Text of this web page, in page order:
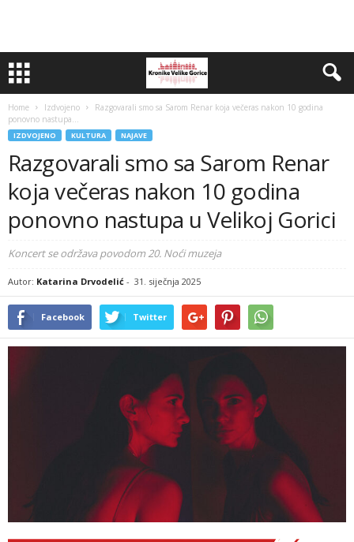
Home Izdvojeno
Razgovarali smo sa Sarom Renar koja večeras nakon 10 godina
ponovno nastupa...
IZDVOJENO KULTURA NAJAVE
Razgovarali smo sa Sarom Renar
koja večeras nakon 10 godina
ponovno nastupa u Velikoj Gorici
Koncert se održava povodom 20. Noći muzeja
Autor: Katarina Drvodelić - 31. siječnja 2025
Facebook Twitter